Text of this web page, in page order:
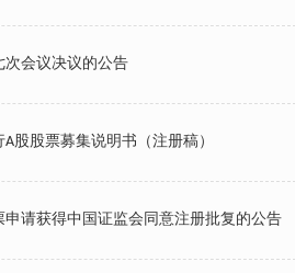
次会议决议的公告
股股票募集说明书（注册稿）
请获得中国证监会同意注册批复的公告